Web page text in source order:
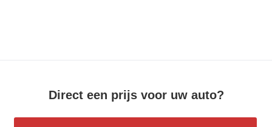
Direct een prijs voor uw auto?